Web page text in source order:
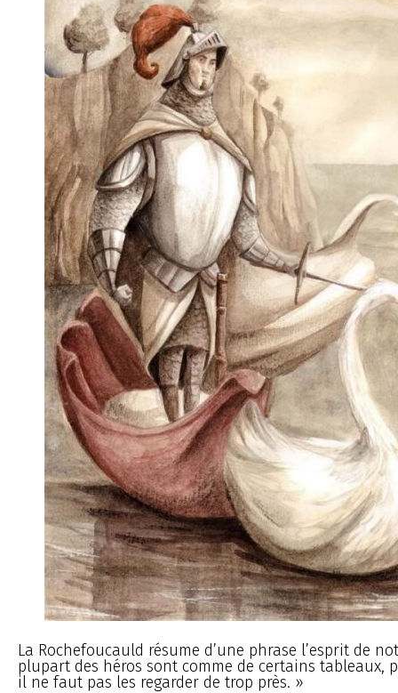
La Rochefoucauld résume d’une phrase l’esprit de
plupart des héros sont comme de certains tableaux,
il ne faut pas les regarder de trop près. »